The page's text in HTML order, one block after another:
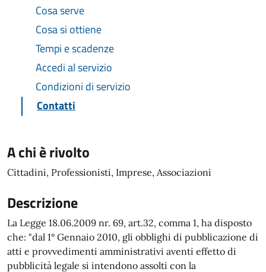
Cosa serve
Cosa si ottiene
Tempi e scadenze
Accedi al servizio
Condizioni di servizio
Contatti
A chi è rivolto
Cittadini, Professionisti, Imprese, Associazioni
Descrizione
La Legge 18.06.2009 nr. 69, art.32, comma 1, ha disposto
che: "dal 1° Gennaio 2010, gli obblighi di pubblicazione di
atti e provvedimenti amministrativi aventi effetto di
pubblicità legale si intendono assolti con la